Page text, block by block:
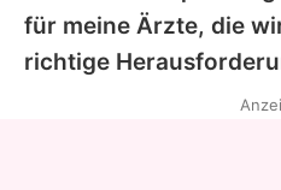
für meine Ärzte, die
richtige